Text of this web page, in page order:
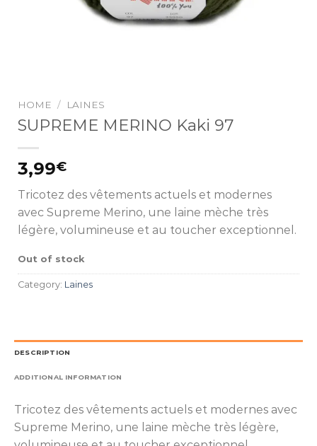
HOME / LAINES
SUPREME MERINO Kaki 97
3,99€
Tricotez des vêtements actuels et modernes
avec Supreme Merino, une laine mèche très
légère, volumineuse et au toucher exceptionnel.
Out of stock
Category: Laines
DESCRIPTION
ADDITIONAL INFORMATION
Tricotez des vêtements actuels et modernes avec
Supreme Merino, une laine mèche très légère,